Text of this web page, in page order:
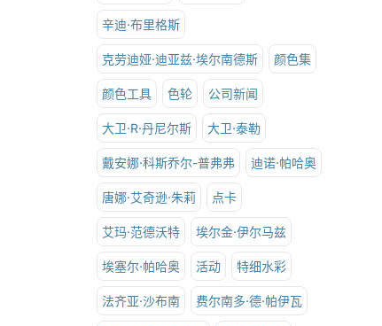
辛迪·布里格斯
克劳迪娅·迪亚兹·埃尔南德斯 颜色集
颜色工具 色轮 公司新闻
大卫·R·丹尼尔斯 大卫·泰勒
戴安娜·科斯乔尔-普弗弗 迪诺·帕哈奥
唐娜·艾奇逊·朱莉 点卡
艾玛·范德沃特 埃尔金·伊尔马兹
埃塞尔·帕哈奥 活动 特细水彩
法齐亚·沙布南 费尔南多·德·帕伊瓦